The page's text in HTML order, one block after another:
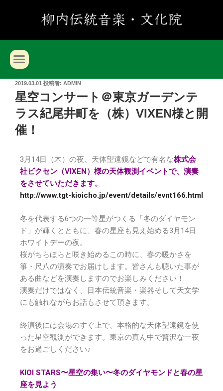
2019.03.01 投稿者: ADMIN
星空コンサート＠東京ガーデンテ
ラス紀尾井町を（株）VIXEN様と開
催！
3月14日（木）の夜、天体望遠鏡などで有名な株式会
社ビクセン（VIXEN）様の天体観測イベントで、演奏
をさせていただきます。
http://www.tgt-kioicho.jp/event/details/evnt166.html
冬を代表する6つの一等星がつくる「冬のダイヤモン
ド」が輝くとともに、春の星座も見え始める3月14日
ホワイトデーの夜。
桜がちらほらと咲き始めるこの時に、春の暖かさを
箏・尺八の演奏でお届けします。皆さんも聴いた事が
ある曲などを演奏しますのでお楽しみください！
演奏だけではなく、日本伝統音楽・楽器そして天文学
にも触れながらお話もさせて頂きます。
終演後には会場のすぐ上で、本格的な天体望遠鏡を使
った星空観測ができます。東京の真ん中で贅沢な一夜
をお過ごしください♪
KIOI STARS〜星空の集い〜冬のダイヤモンドと春の星
座を見よう